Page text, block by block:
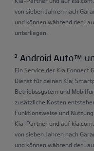
von sieben Jahren nach
und können während der
unterliegen.
³ Android Auto™
Ein Service der Kia
Dienst für deinen Kia;
Betriebssystem und
zusätzliche Kosten
Funktionsweise und
Kia-Partner und auf
von sieben Jahren nach
und können während der